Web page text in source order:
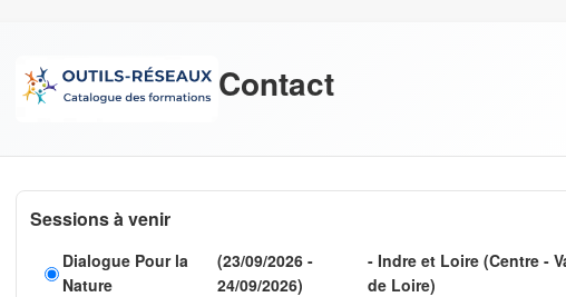
Contact
Sessions à venir
Dialogue Pour la
Nature
(23/09/2026 -
24/09/2026)
- Indre et Loire (Centre -
de Loire)